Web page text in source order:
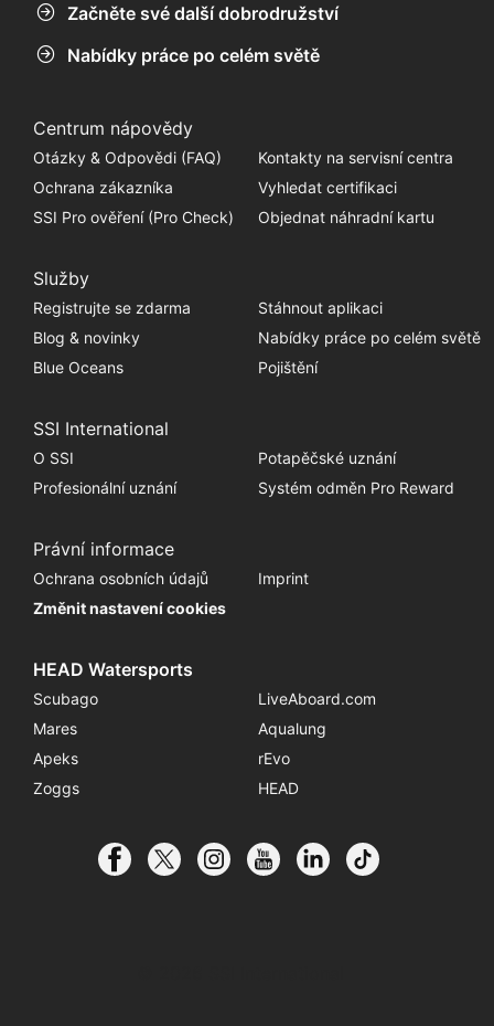
Začněte své další dobrodružství
Nabídky práce po celém světě
Centrum nápovědy
Otázky & Odpovědi (FAQ)
Kontakty na servisní centra
Ochrana zákazníka
Vyhledat certifikaci
SSI Pro ověření (Pro Check)
Objednat náhradní kartu
Služby
Registrujte se zdarma
Stáhnout aplikaci
Blog & novinky
Nabídky práce po celém světě
Blue Oceans
Pojištění
SSI International
O SSI
Potapěčské uznání
Profesionální uznání
Systém odměn Pro Reward
Právní informace
Ochrana osobních údajů
Imprint
Změnit nastavení cookies
HEAD Watersports
Scubago
LiveAboard.com
Mares
Aqualung
Apeks
rEvo
Zoggs
HEAD